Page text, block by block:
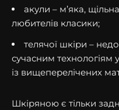
акули – м’яка,
любителів класики;
телячої шкіри –
сучасним технологіям
із вищеперелічених
Шкіряною є тільки